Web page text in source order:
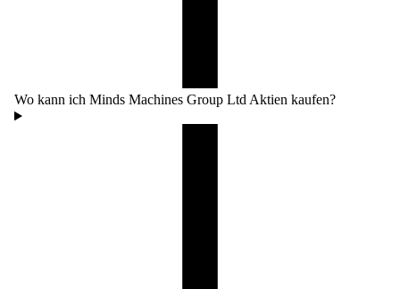
Wo kann ich Minds Machines Group Ltd Aktien kaufen?